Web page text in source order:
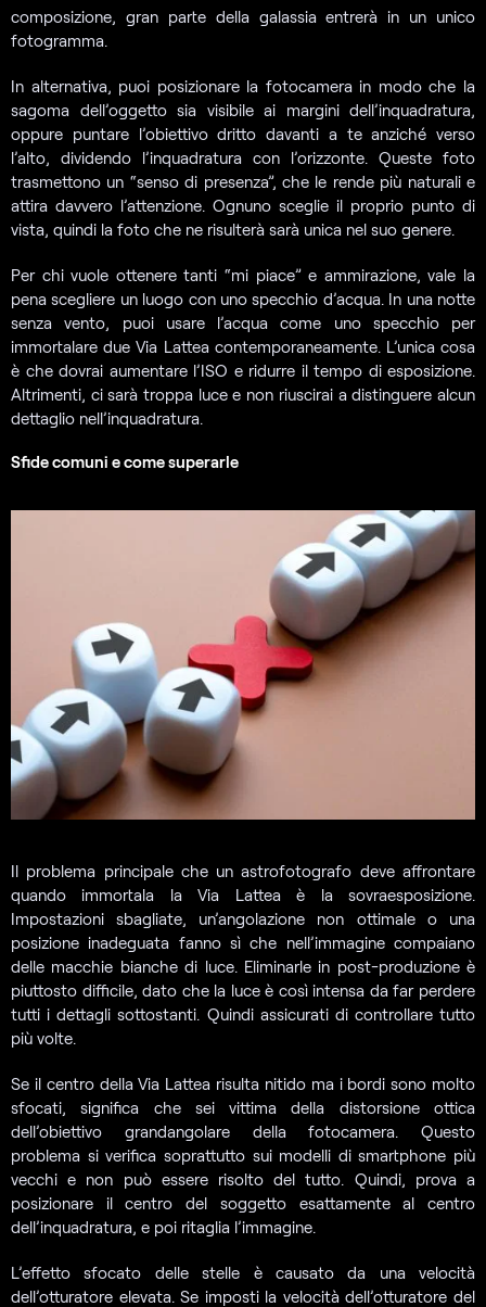
composizione, gran parte della galassia entrerà in un unico
fotogramma.
In alternativa, puoi posizionare la fotocamera in modo che la
sagoma dell’oggetto sia visibile ai margini dell’inquadratura,
oppure puntare l’obiettivo dritto davanti a te anziché verso
l’alto, dividendo l’inquadratura con l’orizzonte. Queste foto
trasmettono un “senso di presenza”, che le rende più naturali e
attira davvero l’attenzione. Ognuno sceglie il proprio punto di
vista, quindi la foto che ne risulterà sarà unica nel suo genere.
Per chi vuole ottenere tanti “mi piace” e ammirazione, vale la
pena scegliere un luogo con uno specchio d’acqua. In una notte
senza vento, puoi usare l’acqua come uno specchio per
immortalare due Via Lattea contemporaneamente. L’unica cosa
è che dovrai aumentare l’ISO e ridurre il tempo di esposizione.
Altrimenti, ci sarà troppa luce e non riuscirai a distinguere alcun
dettaglio nell’inquadratura.
Sfide comuni e come superarle
Il problema principale che un astrofotografo deve affrontare
quando immortala la Via Lattea è la sovraesposizione.
Impostazioni sbagliate, un’angolazione non ottimale o una
posizione inadeguata fanno sì che nell’immagine compaiano
delle macchie bianche di luce. Eliminarle in post-produzione è
piuttosto difficile, dato che la luce è così intensa da far perdere
tutti i dettagli sottostanti. Quindi assicurati di controllare tutto
più volte.
Se il centro della Via Lattea risulta nitido ma i bordi sono molto
sfocati, significa che sei vittima della distorsione ottica
dell’obiettivo grandangolare della fotocamera. Questo
problema si verifica soprattutto sui modelli di smartphone più
vecchi e non può essere risolto del tutto. Quindi, prova a
posizionare il centro del soggetto esattamente al centro
dell’inquadratura, e poi ritaglia l’immagine.
L’effetto sfocato delle stelle è causato da una velocità
dell’otturatore elevata. Se imposti la velocità dell’otturatore del